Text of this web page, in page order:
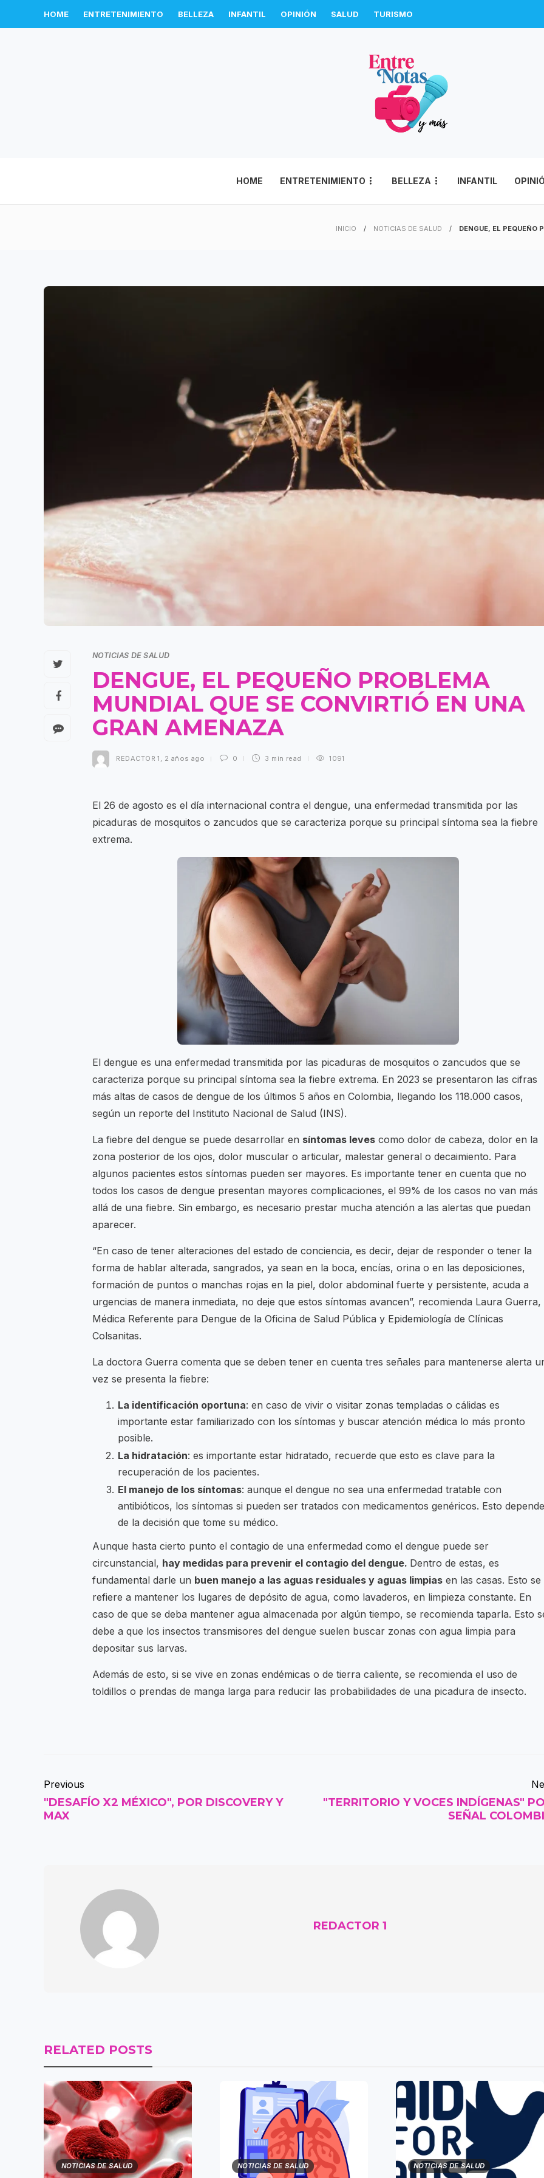
HOME ENTRETENIMIENTO BELLEZA INFANTIL OPINIÓN SALUD TURISMO
HOME ENTRETENIMIENTO BELLEZA INFANTIL
INICIO NOTICIAS DE SALUD DENGUE, EL PEQUEÑO
NOTICIAS DE SALUD
DENGUE, EL PEQUEÑO PROBLEMA
MUNDIAL QUE SE CONVIRTIÓ EN UNA
GRAN AMENAZA
REDACTOR 1 , 2 años ago 0 3 min read 1091
El 26 de agosto es el día internacional contra el dengue, una enfermedad transmitida por las
picaduras de mosquitos o zancudos que se caracteriza porque su principal síntoma sea la fiebre
extrema.
El dengue es una enfermedad transmitida por las picaduras de mosquitos o zancudos que se
caracteriza porque su principal síntoma sea la fiebre extrema. En 2023 se presentaron las cifras
más altas de casos de dengue de los últimos 5 años en Colombia, llegando los 118.000 casos,
según un reporte del Instituto Nacional de Salud (INS).
La fiebre del dengue se puede desarrollar en síntomas leves como dolor de cabeza, dolor en la
zona posterior de los ojos, dolor muscular o articular, malestar general o decaimiento. Para
algunos pacientes estos síntomas pueden ser mayores. Es importante tener en cuenta que no
todos los casos de dengue presentan mayores complicaciones, el 99% de los casos no van más
allá de una fiebre. Sin embargo, es necesario prestar mucha atención a las alertas que puedan
aparecer.
“En caso de tener alteraciones del estado de conciencia, es decir, dejar de responder o tener la
forma de hablar alterada, sangrados, ya sean en la boca, encías, orina o en las deposiciones,
formación de puntos o manchas rojas en la piel, dolor abdominal fuerte y persistente, acuda a
urgencias de manera inmediata, no deje que estos síntomas avancen”, recomienda Laura Guerra,
Médica Referente para Dengue de la Oficina de Salud Pública y Epidemiología de Clínicas
Colsanitas.
La doctora Guerra comenta que se deben tener en cuenta tres señales para mantenerse alerta
vez se presenta la fiebre:
La identificación oportuna: en caso de vivir o visitar zonas templadas o cálidas es
importante estar familiarizado con los síntomas y buscar atención médica lo más pronto
posible.
La hidratación: es importante estar hidratado, recuerde que esto es clave para la
recuperación de los pacientes.
El manejo de los síntomas: aunque el dengue no sea una enfermedad tratable con
antibióticos, los síntomas si pueden ser tratados con medicamentos genéricos. Esto depende
de la decisión que tome su médico.
Aunque hasta cierto punto el contagio de una enfermedad como el dengue puede ser
circunstancial, hay medidas para prevenir el contagio del dengue. Dentro de estas, es
fundamental darle un buen manejo a las aguas residuales y aguas limpias en las casas. Esto se
refiere a mantener los lugares de depósito de agua, como lavaderos, en limpieza constante. En
caso de que se deba mantener agua almacenada por algún tiempo, se recomienda taparla. Esto
debe a que los insectos transmisores del dengue suelen buscar zonas con agua limpia para
depositar sus larvas.
Además de esto, si se vive en zonas endémicas o de tierra caliente, se recomienda el uso de
toldillos o prendas de manga larga para reducir las probabilidades de una picadura de insecto.
Previous
"DESAFÍO X2 MÉXICO", POR DISCOVERY Y
MAX
"TERRITORIO Y VOCES INDÍGENAS"
SEÑAL
REDACTOR 1
RELATED POSTS
NOTICIAS DE SALUD NOTICIAS DE SALUD NOTICIAS DE SALUD